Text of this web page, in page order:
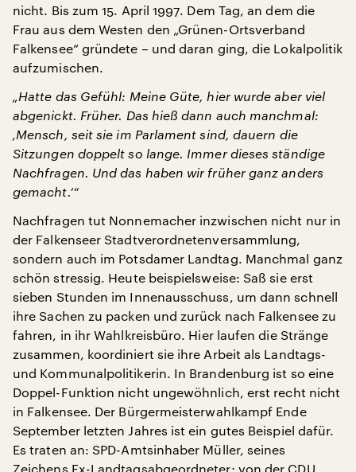
nicht. Bis zum 15. April 1997. Dem Tag, an dem die
Frau aus dem Westen den „Grünen-Ortsverband
Falkensee“ gründete – und daran ging, die Lokalpolitik
aufzumischen.
„Hatte das Gefühl: Meine Güte, hier wurde aber viel
abgenickt. Früher. Das hieß dann auch manchmal:
‚Mensch, seit sie im Parlament sind, dauern die
Sitzungen doppelt so lange. Immer dieses ständige
Nachfragen. Und das haben wir früher ganz anders
gemacht.‘“
Nachfragen tut Nonnemacher inzwischen nicht nur in
der Falkenseer Stadtverordnetenversammlung,
sondern auch im Potsdamer Landtag. Manchmal ganz
schön stressig. Heute beispielsweise: Saß sie erst
sieben Stunden im Innenausschuss, um dann schnell
ihre Sachen zu packen und zurück nach Falkensee zu
fahren, in ihr Wahlkreisbüro. Hier laufen die Stränge
zusammen, koordiniert sie ihre Arbeit als Landtags-
und Kommunalpolitikerin. In Brandenburg ist so eine
Doppel-Funktion nicht ungewöhnlich, erst recht nicht
in Falkensee. Der Bürgermeisterwahlkampf Ende
September letzten Jahres ist ein gutes Beispiel dafür.
Es traten an: SPD-Amtsinhaber Müller, seines
Zeichens Ex-Landtagsabgeordneter; von der CDU